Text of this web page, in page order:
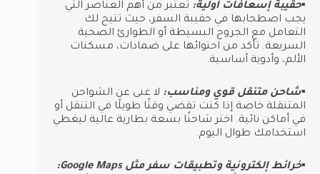
▪︎حقيبة إسعافات أولية: تعتبر من أهم العناصر التي
يجب اصطحابها في حقيبة السفر، حيث تتيح لك
التعامل مع الجروح البسيطة أو الطوارئ الصحية
السريعة. تأكد من احتوائها على ضمادات، مسكنات
الألم، وأدوية أساسية.
▪︎شاحن متنقل قوي ومناسب: لا غنى عن الشواحن
المتنقلة خاصة إذا كنت تقضي وقتًا طويلًا في التنقل أو
في أماكن نائية. اختر شاحنًا بسعة بطارية عالية ليغطي
استخدامك طوال اليوم.
▪︎خرائط إلكترونية وتطبيقات سفر مثل Google Maps: